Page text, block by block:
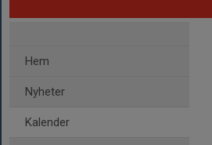
Hem
Nyheter
Kalender